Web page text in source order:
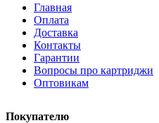
Главная
Оплата
Доставка
Контакты
Гарантии
Вопросы про картриджи
Оптовикам
Покупателю